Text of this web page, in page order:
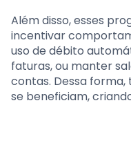
Além disso, esses
incentivar
uso de débito
faturas, ou manter
contas. Dessa
se beneficiam,